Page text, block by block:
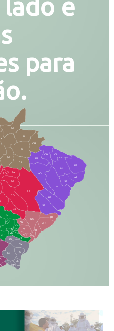
lado e
para
AL
CR
FI
SG
BA
CA
PA
CH CL
PB
SE
TL
AG
BR
SR
BT
AR
RP
RO
JG
CG
NA
TA
NH
JT
RB
IT
DR
CP
JU
NV
IQ
EL
JP
IG
MN
IN
NO
BP
AN
IV
FS
VC
GD
DE
AT
PG